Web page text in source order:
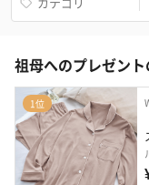
祖母へのプレゼン
1位